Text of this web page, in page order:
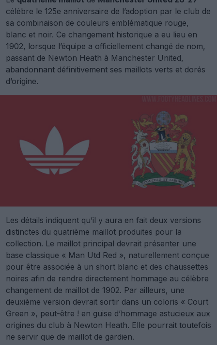
célèbre le 125e anniversaire de l’adoption par le club de
sa combinaison de couleurs emblématique rouge,
blanc et noir. Ce changement historique a eu lieu en
1902, lorsque l’équipe a officiellement changé de nom,
passant de Newton Heath à Manchester United,
abandonnant définitivement ses maillots verts et dorés
d’origine.
Les détails indiquent qu’il y aura en fait deux versions
distinctes du quatrième maillot produites pour la
collection. Le maillot principal devrait présenter une
base classique « Man Utd Red », naturellement conçue
pour être associée à un short blanc et des chaussettes
noires afin de rendre directement hommage au célèbre
changement de maillot de 1902. Par ailleurs, une
deuxième version devrait sortir dans un coloris « Court
Green », peut-être ! en guise d’hommage astucieux aux
origines du club à Newton Heath. Elle pourrait toutefois
ne servir que de maillot de gardien.